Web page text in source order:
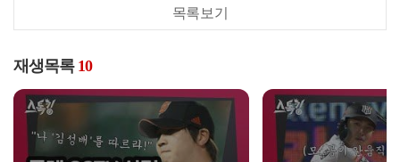
목록보기
재생목록 10